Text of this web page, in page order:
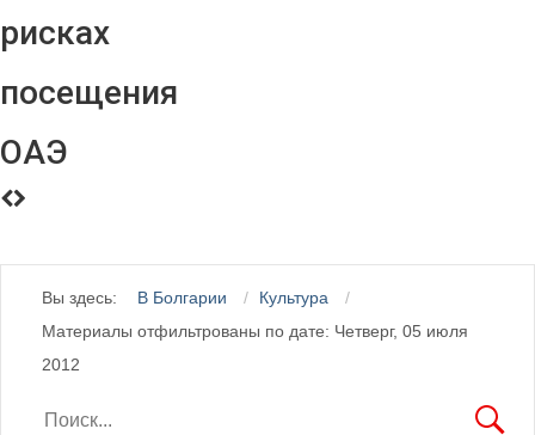
рисках
посещения
ОАЭ
Вы здесь: В Болгарии
Культура
Материалы отфильтрованы по дате: Четверг, 05 июля
2012